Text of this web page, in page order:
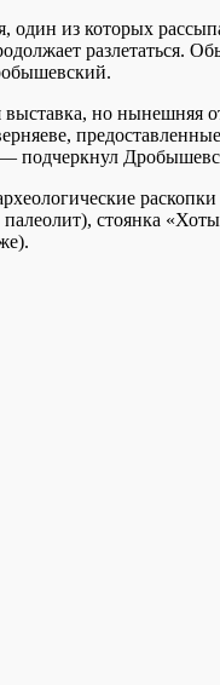
из которых
разлетаться.
выставка, но нынешняя
— подчеркнул
стоянка